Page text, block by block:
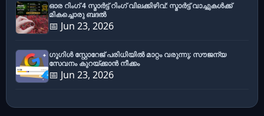
ഓര റിംഗ് 4 സ്മാർട്ട് റിംഗ് വിലക്കിഴിവ്: സ്മാർട്ട് വാച്ചുകൾക്ക്
മികച്ചൊരു ബദൽ
📅 Jun 23, 2026
ഗൂഗിൾ സ്റ്റോറേജ് പരിധിയിൽ മാറ്റം വരുന്നു; സൗജന്യ
സേവനം കുറയ്ക്കാൻ നീക്കം
📅 Jun 23, 2026